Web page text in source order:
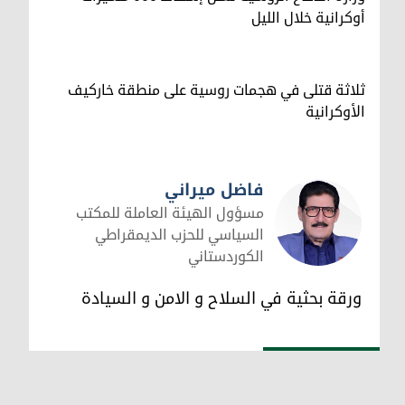
أوكرانية خلال الليل
ثلاثة قتلى في هجمات روسية على منطقة خاركيف
الأوكرانية
فاضل ميراني
فاضل ميراني
مسؤول الهيئة العاملة للمكتب
السياسي للحزب الديمقراطي
الكوردستاني
ورقة بحثية في السلاح و الامن و السيادة